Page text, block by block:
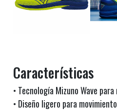
Características
• Tecnología Mizuno Wave
• Diseño ligero para